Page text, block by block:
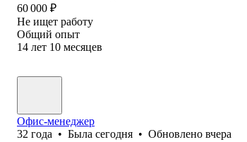
60 000 ₽
Не ищет работу
Общий опыт
14 лет 10 месяцев
Офис-менеджер
32 года • Была сегодня • Обновлено вчера